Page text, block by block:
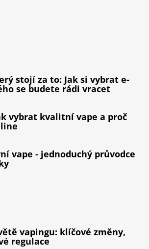
stojí za to: Jak si vybrat e-
se budete rádi vracet
vybrat kvalitní vape a proč
vape - jednoduchý průvodce
vapingu: klíčové změny,
regulace